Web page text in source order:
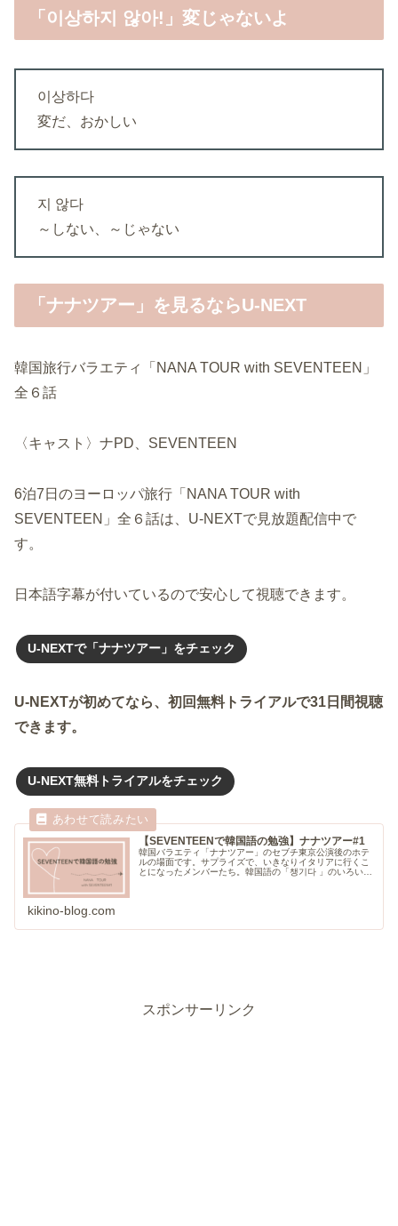
「이상하지 않아!」変じゃないよ
이상하다
変だ、おかしい
지 않다
～しない、～じゃない
「ナナツアー」を見るならU-NEXT
韓国旅行バラエティ「NANA TOUR with SEVENTEEN」
全６話
〈キャスト〉ナPD、SEVENTEEN
6泊7日のヨーロッパ旅行「NANA TOUR with
SEVENTEEN」全６話は、U-NEXTで見放題配信中で
す。
日本語字幕が付いているので安心して視聴できます。
U-NEXTで「ナナツアー」をチェック
U-NEXTが初めてなら、初回無料トライアルで31日間視聴
できます。
U-NEXT無料トライアルをチェック
【SEVENTEENで韓国語の勉強】ナナツアー#1
韓国バラエティ「ナナツアー」のセブチ東京公演後のホテ
ルの場面です。サプライズで、いきなりイタリアに行くこ
とになったメンバーたち。韓国語の「챙기다 」のいろいろ
kikino-blog.com
スポンサーリンク